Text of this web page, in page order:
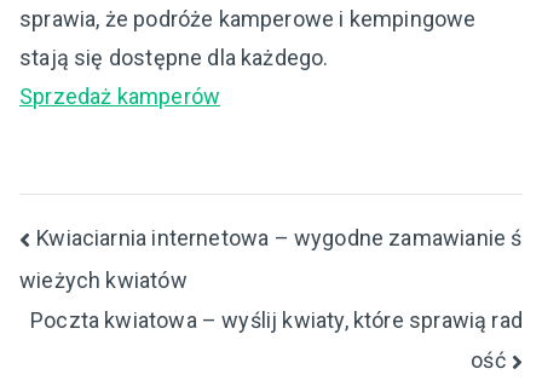
sprawia, że podróże kamperowe i kempingowe
stają się dostępne dla każdego.
Sprzedaż kamperów
Nawigacja
wpisu
Kwiaciarnia internetowa – wygodne zamawianie ś
wieżych kwiatów
Poczta kwiatowa – wyślij kwiaty, które sprawią rad
ość